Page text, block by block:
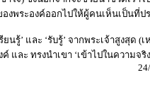
งพระองค์ออกไปให้ผู้คนเห็นเป็น
’ และ ‘รับรู้’ จากพระเจ้าสูงสุ
และ ทรงนำเขา ‘เข้าไปในควา